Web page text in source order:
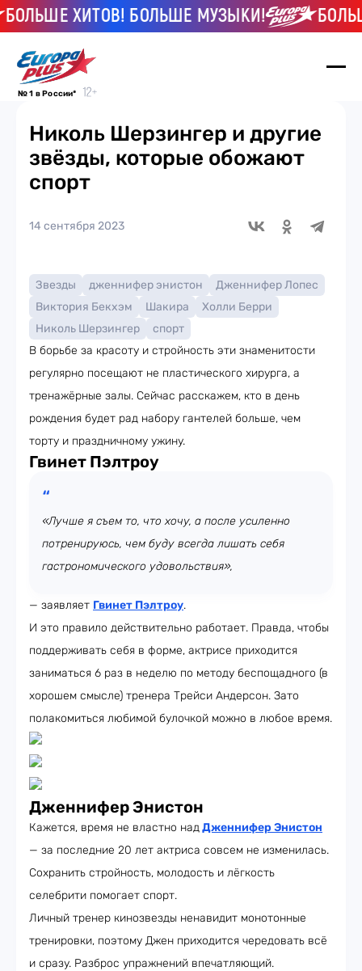
ХИТОВ! БОЛЬШЕ МУЗЫКИ!
№ 1 в России*
Николь Шерзингер и другие
звёзды, которые обожают
спорт
14 сентября 2023
Звезды дженнифер энистон
Дженнифер Лопес
Виктория Бекхэм
Шакира
Холли Берри
Николь Шерзингер
спорт
В борьбе за красоту и стройность эти знаменитости
регулярно посещают не пластического хирурга, а
тренажёрные залы. Сейчас расскажем, кто в день
рождения будет рад набору гантелей больше, чем
торту и праздничному ужину.
Гвинет Пэлтроу
«Лучше я съем то, что хочу, а после усиленно
потренируюсь, чем буду всегда лишать себя
гастрономического удовольствия»,
— заявляет Гвинет Пэлтроу.
И это правило действительно работает. Правда, чтобы
поддерживать себя в форме, актрисе приходится
заниматься 6 раз в неделю по методу беспощадного (в
хорошем смысле) тренера Трейси Андерсон. Зато
полакомиться любимой булочкой можно в любое время.
Дженнифер Энистон
Кажется, время не властно надДженнифер Энистон
— за последние 20 лет актриса совсем не изменилась.
Сохранить стройность, молодость и лёгкость
селебрити помогает спорт.
Личный тренер кинозвезды ненавидит монотонные
тренировки, поэтому Джен приходится чередовать всё
и сразу. Разброс упражнений впечатляющий.